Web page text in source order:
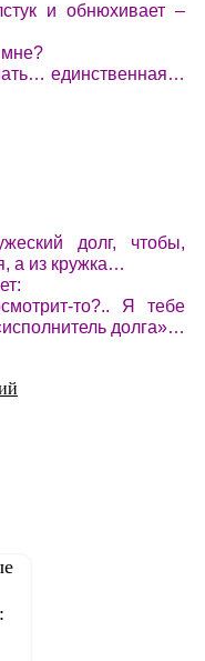
и обнюхивает –
единственная…
долг, чтобы,
а из кружка…
то?.. Я тебе
долга»…